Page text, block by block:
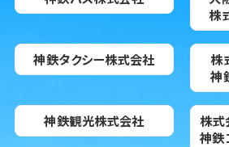
株
神鉄タクシー株式会社
株
神
神鉄観光株式会社
株式
神鉄